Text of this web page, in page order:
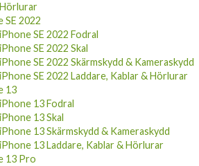
Hörlurar
SE 2022
iPhone SE 2022 Fodral
iPhone SE 2022 Skal
iPhone SE 2022 Skärmskydd & Kameraskydd
iPhone SE 2022 Laddare, Kablar & Hörlurar
13
iPhone 13 Fodral
iPhone 13 Skal
iPhone 13 Skärmskydd & Kameraskydd
iPhone 13 Laddare, Kablar & Hörlurar
13 Pro